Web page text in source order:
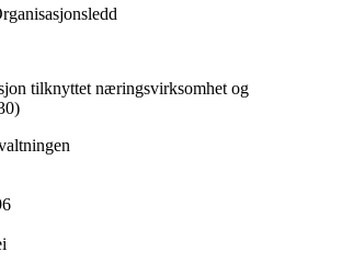
tilknyttet næringsvirksomhet og
)